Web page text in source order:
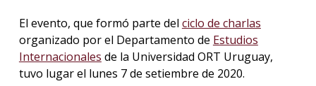
El evento, que formó parte del ciclo de charlas
organizado por el Departamento de Estudios
Internacionales de la Universidad ORT Uruguay,
tuvo lugar el lunes 7 de setiembre de 2020.